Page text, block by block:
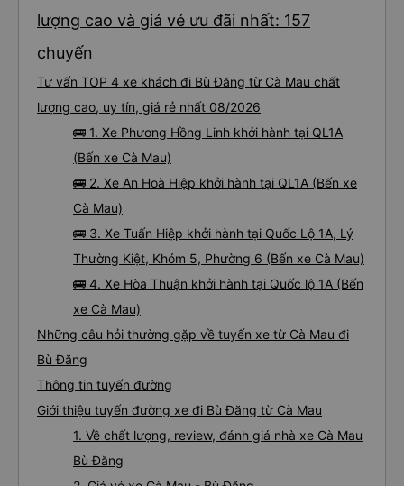
lượng cao và giá vé ưu đãi nhất: 157
chuyến
Tư vấn TOP 4 xe khách đi Bù Đăng từ Cà Mau chất
lượng cao, uy tín, giá rẻ nhất 08/2026
🚌 1. Xe Phương Hồng Linh khởi hành tại QL1A
(Bến xe Cà Mau)
🚌 2. Xe An Hoà Hiệp khởi hành tại QL1A (Bến xe
Cà Mau)
🚌 3. Xe Tuấn Hiệp khởi hành tại Quốc Lộ 1A, Lý
Thường Kiệt, Khóm 5, Phường 6 (Bến xe Cà Mau)
🚌 4. Xe Hòa Thuận khởi hành tại Quốc lộ 1A (Bến
xe Cà Mau)
Những câu hỏi thường gặp về tuyến xe từ Cà Mau đi
Bù Đăng
Thông tin tuyến đường
Giới thiệu tuyến đường xe đi Bù Đăng từ Cà Mau
1. Về chất lượng, review, đánh giá nhà xe Cà Mau
Bù Đăng